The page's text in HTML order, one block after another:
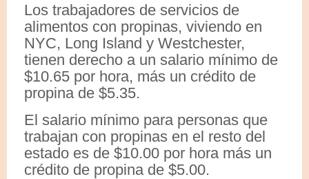
Los trabajadores de servicios de
alimentos con propinas, viviendo en
NYC, Long Island y Westchester,
tienen derecho a un salario mínimo de
$10.65 por hora, más un crédito de
propina de $5.35.
El salario mínimo para personas que
trabajan con propinas en el resto del
estado es de $10.00 por hora más un
crédito de propina de $5.00.